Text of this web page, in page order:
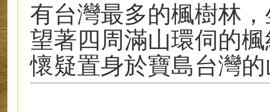
有台灣最多的楓樹林
望著四周滿山環伺的
懷疑置身於寶島台灣